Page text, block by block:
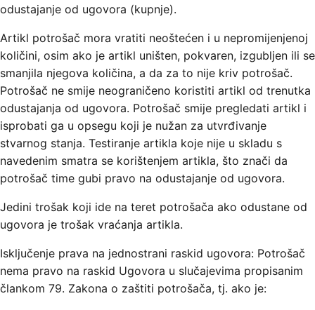
odustajanje od ugovora (kupnje).
Artikl potrošač mora vratiti neoštećen i u nepromijenjenoj
količini, osim ako je artikl uništen, pokvaren, izgubljen ili se
smanjila njegova količina, a da za to nije kriv potrošač.
Potrošač ne smije neograničeno koristiti artikl od trenutka
odustajanja od ugovora. Potrošač smije pregledati artikl i
isprobati ga u opsegu koji je nužan za utvrđivanje
stvarnog stanja. Testiranje artikla koje nije u skladu s
navedenim smatra se korištenjem artikla, što znači da
potrošač time gubi pravo na odustajanje od ugovora.
Jedini trošak koji ide na teret potrošača ako odustane od
ugovora je trošak vraćanja artikla.
Isključenje prava na jednostrani raskid ugovora: Potrošač
nema pravo na raskid Ugovora u slučajevima propisanim
člankom 79. Zakona o zaštiti potrošača, tj. ako je: